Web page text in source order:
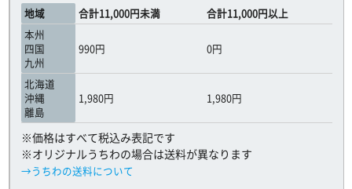
地域 合計11,000円未満
合計11,000円以上
本州
四国
九州
990円 0円
北海道
沖縄
離島
1,980円 1,980円
※価格はすべて税込み表記です
※オリジナルうちわの場合は送料が異なります
→うちわの送料について